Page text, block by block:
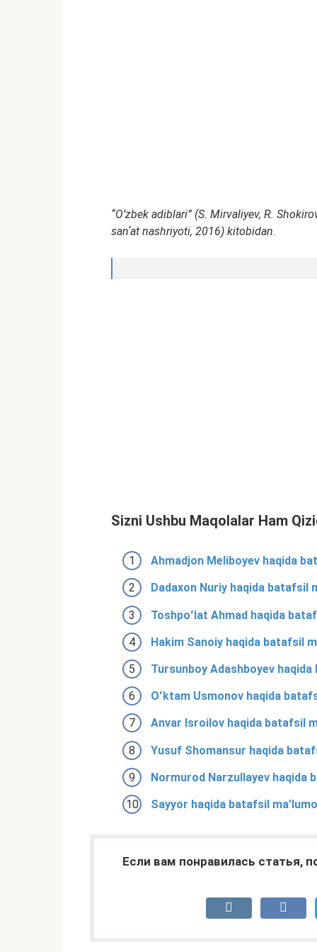
“Oʻzbek adiblari” (S. Mirvaliyev, R.
sanʼat nashriyoti, 2016) kitobidan.
Sizni Ushbu Maqolalar Ham
Ahmadjon Meliboyev haqida
Dadaxon Nuriy haqida batafsil
Toshpoʻlat Ahmad haqida
Hakim Sanoiy haqida batafsil
Tursunboy Adashboyev
Oʻktam Usmonov haqida
Anvar Isroilov haqida batafsil
Yusuf Shomansur haqida
Normurod Narzullayev haqida
Sayyor haqida batafsil
Если вам понравилась статья,